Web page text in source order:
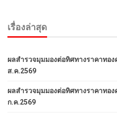
เรื่องล่าสุด
ผลสำรวจมุมมองต่อทิศทางราคาทอ
ส.ค.2569
ผลสำรวจมุมมองต่อทิศทางราคาทอ
ก.ค.2569